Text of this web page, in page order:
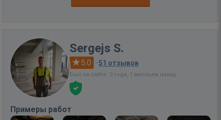
Sergejs S.
5.0 · 51 отзывов
Был на сайте: 3 года, 1 месяцев назад
Примеры работ